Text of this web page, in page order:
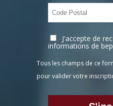
J'accepte de
informations de
Tous les champs de ce
pour valider votre